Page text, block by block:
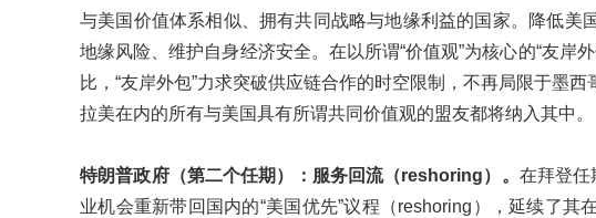
与美国价值体系相似、拥有共同战略与地缘利益的国家。降低美
地缘风险、维护自身经济安全。在以所谓“价值观”为核心的“友岸
比，“友岸外包”力求突破供应链合作的时空限制，不再局限于墨
拉美在内的所有与美国具有所谓共同价值观的盟友都将纳入其中。
特朗普政府（第二个任期）：服务回流（reshoring）。 在拜登任
业机会重新带回国内的“美国优先”议程（reshoring），延续了